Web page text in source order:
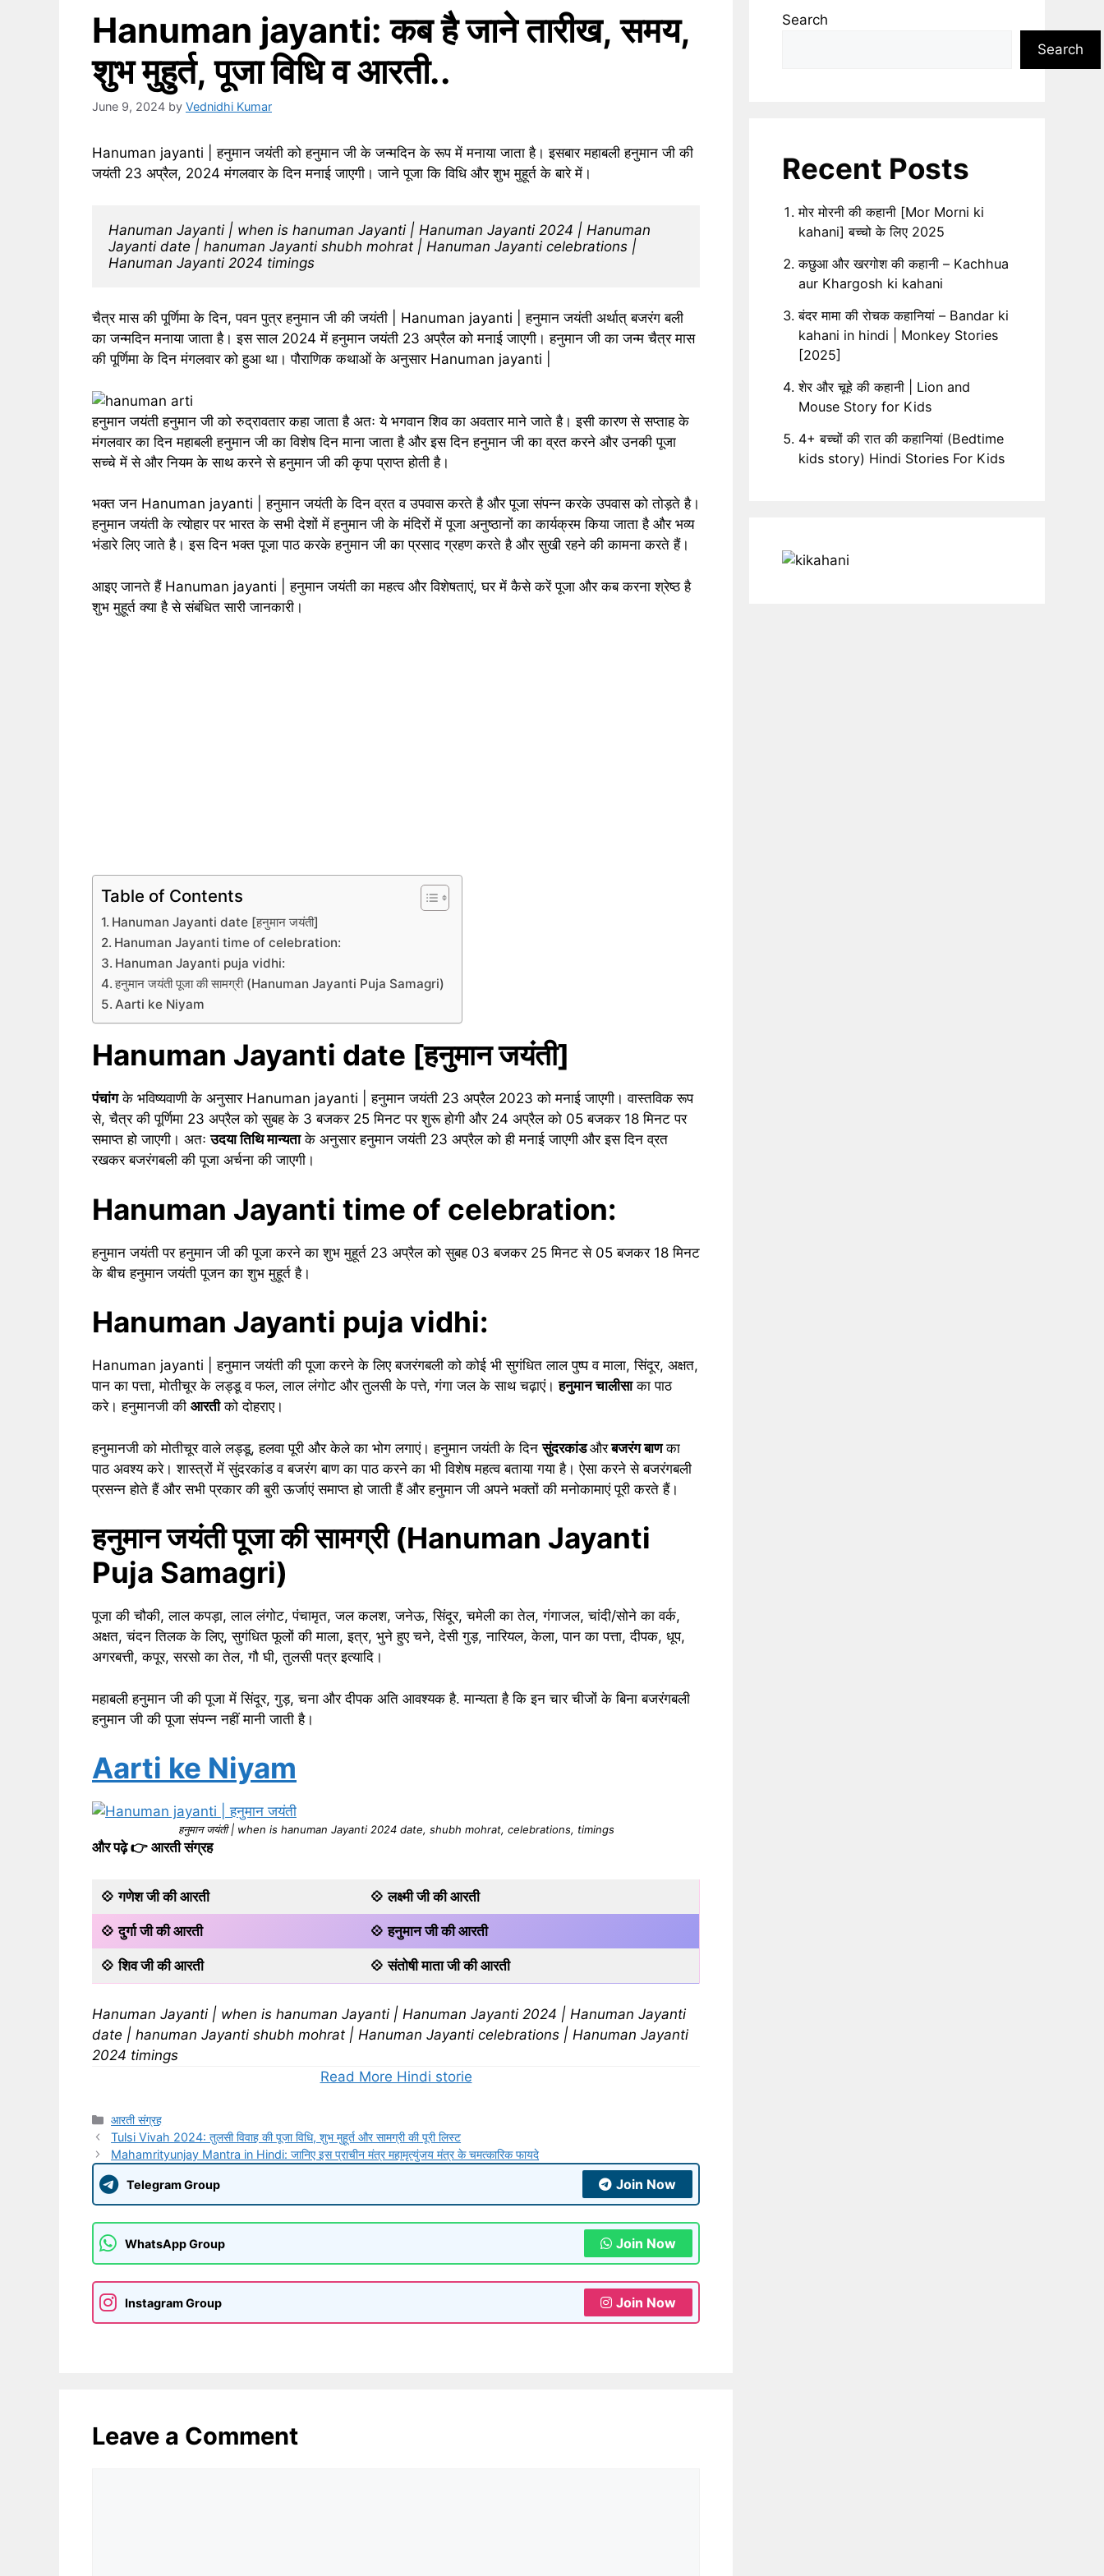
Hanuman jayanti: कब है जाने तारीख, समय,
शुभ मुहुर्त, पूजा विधि व आरती..
June 9, 2024 by Vednidhi Kumar
Hanuman jayanti | हनुमान जयंती को हनुमान जी के जन्मदिन के रूप में मनाया जाता है। इसबार महाबली हनुमान जी की
जयंती 23 अप्रैल, 2024 मंगलवार के दिन मनाई जाएगी। जाने पूजा कि विधि और शुभ मुहूर्त के बारे में।
Hanuman Jayanti | when is hanuman Jayanti | Hanuman Jayanti 2024 | Hanuman
Jayanti date | hanuman Jayanti shubh mohrat | Hanuman Jayanti celebrations |
Hanuman Jayanti 2024 timings
चैत्र मास की पूर्णिमा के दिन, पवन पुत्र हनुमान जी की जयंती | Hanuman jayanti | हनुमान जयंती अर्थात् बजरंग बली
का जन्मदिन मनाया जाता है। इस साल 2024 में हनुमान जयंती 23 अप्रैल को मनाई जाएगी। हनुमान जी का जन्म चैत्र मास
की पूर्णिमा के दिन मंगलवार को हुआ था। पौराणिक कथाओं के अनुसार Hanuman jayanti |
हनुमान जयंती हनुमान जी को रुद्रावतार कहा जाता है अतः ये भगवान शिव का अवतार माने जाते है। इसी कारण से सप्ताह के
मंगलवार का दिन महाबली हनुमान जी का विशेष दिन माना जाता है और इस दिन हनुमान जी का व्रत करने और उनकी पूजा
सच्चे में से और नियम के साथ करने से हनुमान जी की कृपा प्राप्त होती है।
भक्त जन Hanuman jayanti | हनुमान जयंती के दिन व्रत व उपवास करते है और पूजा संपन्न करके उपवास को तोड़ते है।
हनुमान जयंती के त्योहार पर भारत के सभी देशों में हनुमान जी के मंदिरों में पूजा अनुष्ठानों का कार्यक्रम किया जाता है और भव्य
भंडारे लिए जाते है। इस दिन भक्त पूजा पाठ करके हनुमान जी का प्रसाद ग्रहण करते है और सुखी रहने की कामना करते हैं।
आइए जानते हैं Hanuman jayanti | हनुमान जयंती का महत्व और विशेषताएं, घर में कैसे करें पूजा और कब करना श्रेष्ठ है
शुभ मुहूर्त क्या है से संबंधित सारी जानकारी।
Table of Contents
Hanuman Jayanti date [हनुमान जयंती]
Hanuman Jayanti time of celebration:
Hanuman Jayanti puja vidhi:
हनुमान जयंती पूजा की सामग्री (Hanuman Jayanti Puja Samagri)
Aarti ke Niyam
Hanuman Jayanti date [हनुमान जयंती]
पंचांगके भविष्यवाणी के अनुसार Hanuman jayanti | हनुमान जयंती 23 अप्रैल 2023 को मनाई जाएगी। वास्तविक रूप
से, चैत्र की पूर्णिमा 23 अप्रैल को सुबह के 3 बजकर 25 मिनट पर शुरू होगी और 24 अप्रैल को 05 बजकर 18 मिनट पर
समाप्त हो जाएगी। अतःउदया तिथि मान्यताके अनुसार हनुमान जयंती 23 अप्रैल को ही मनाई जाएगी और इस दिन व्रत
रखकर बजरंगबली की पूजा अर्चना की जाएगी।
Hanuman Jayanti time of celebration:
हनुमान जयंती पर हनुमान जी की पूजा करने का शुभ मुहूर्त 23 अप्रैल को सुबह 03 बजकर 25 मिनट से 05 बजकर 18 मिनट
के बीच हनुमान जयंती पूजन का शुभ मुहूर्त है।
Hanuman Jayanti puja vidhi:
Hanuman jayanti | हनुमान जयंती की पूजा करने के लिए बजरंगबली को कोई भी सुगंधित लाल पुष्प व माला, सिंदूर, अक्षत,
पान का पत्ता, मोतीचूर के लड्डू व फल, लाल लंगोट और तुलसी के पत्ते, गंगा जल के साथ चढ़ाएं।हनुमान चालीसाका पाठ
करे। हनुमानजी की आरतीको दोहराए।
हनुमानजी को मोतीचूर वाले लड्डू, हलवा पूरी और केले का भोग लगाएं। हनुमान जयंती के दिनसुंदरकांडऔरबजरंग बाणका
पाठ अवश्य करे। शास्त्रों में सुंदरकांड व बजरंग बाण का पाठ करने का भी विशेष महत्व बताया गया है। ऐसा करने से बजरंगबली
प्रसन्न होते हैं और सभी प्रकार की बुरी ऊर्जाएं समाप्त हो जाती हैं और हनुमान जी अपने भक्तों की मनोकामाएं पूरी करते हैं।
हनुमान जयंती पूजा की सामग्री (Hanuman Jayanti
Puja Samagri)
पूजा की चौकी, लाल कपड़ा, लाल लंगोट, पंचामृत, जल कलश, जनेऊ, सिंदूर, चमेली का तेल, गंगाजल, चांदी/सोने का वर्क,
अक्षत, चंदन तिलक के लिए, सुगंधित फूलों की माला, इत्र, भुने हुए चने, देसी गुड़, नारियल, केला, पान का पत्ता, दीपक, धूप,
अगरबत्ती, कपूर, सरसो का तेल, गौ घी, तुलसी पत्र इत्यादि।
महाबली हनुमान जी की पूजा में सिंदूर, गुड़, चना और दीपक अति आवश्यक है. मान्यता है कि इन चार चीजों के बिना बजरंगबली
हनुमान जी की पूजा संपन्न नहीं मानी जाती है।
Aarti ke Niyam
हनुमान जयंती | when is hanuman Jayanti 2024 date, shubh mohrat, celebrations, timings
और पढ़े👉 आरती संग्रह
💠 गणेश जी की आरती 💠 लक्ष्मी जी की आरती
💠 दुर्गा जी की आरती 💠 हनुमान जी की आरती
💠 शिव जी की आरती 💠 संतोषी माता जी की आरती
Hanuman Jayanti | when is hanuman Jayanti | Hanuman Jayanti 2024 | Hanuman Jayanti
date | hanuman Jayanti shubh mohrat | Hanuman Jayanti celebrations | Hanuman Jayanti
2024 timings
Read More Hindi storie
Categories
आरती संग्रह
Tulsi Vivah 2024: तुलसी विवाह की पूजा विधि, शुभ मुहूर्त और सामग्री की पूरी लिस्ट
Mahamrityunjay Mantra in Hindi: जानिए इस प्राचीन मंत्र महामृत्युंजय मंत्र के चमत्कारिक फायदे
Telegram Group Join Now
WhatsApp Group Join Now
Instagram Group Join Now
Leave a Comment
Search
Search
Recent Posts
मोर मोरनी की कहानी [Mor Morni ki
kahani] बच्चो के लिए 2025
कछुआ और खरगोश की कहानी – Kachhua
aur Khargosh ki kahani
बंदर मामा की रोचक कहानियां – Bandar ki
kahani in hindi | Monkey Stories
[2025]
शेर और चूहे की कहानी | Lion and
Mouse Story for Kids
4+ बच्चों की रात की कहानियां (Bedtime
kids story) Hindi Stories For Kids